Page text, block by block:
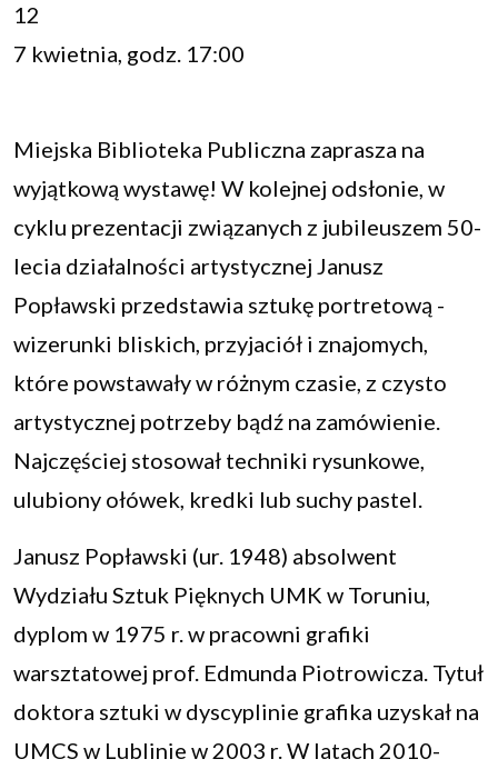
12
7 kwietnia, godz. 17:00
Miejska Biblioteka Publiczna zaprasza na
wyjątkową wystawę! W kolejnej odsłonie, w
cyklu prezentacji związanych z jubileuszem 50-
lecia działalności artystycznej Janusz
Popławski przedstawia sztukę portretową -
wizerunki bliskich, przyjaciół i znajomych,
które powstawały w różnym czasie, z czysto
artystycznej potrzeby bądź na zamówienie.
Najczęściej stosował techniki rysunkowe,
ulubiony ołówek, kredki lub suchy pastel.
Janusz Popławski (ur. 1948) absolwent
Wydziału Sztuk Pięknych UMK w Toruniu,
dyplom w 1975 r. w pracowni grafiki
warsztatowej prof. Edmunda Piotrowicza. Tytuł
doktora sztuki w dyscyplinie grafika uzyskał na
UMCS w Lublinie w 2003 r. W latach 2010-